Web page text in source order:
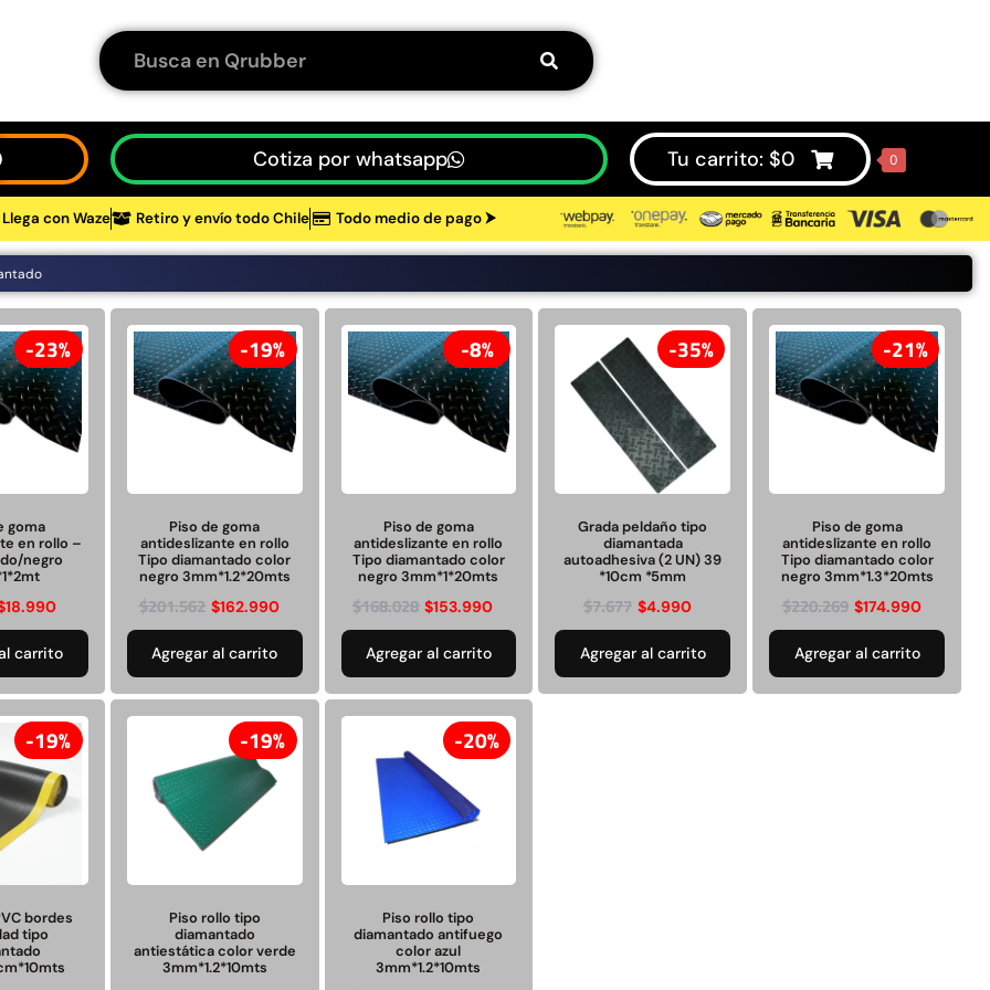
Cotiza por whatsapp Tu carrito: $0 0
Llega con Waze Retiro y envío todo Chile Todo medio de pago ⮞
23%
goma
en rollo –
negro
18.990
carrito
19%
Piso de goma
antideslizante en rollo
Tipo diamantado color
negro 3mm*1.2*20mts
$201.562 $162.990
Agregar al carrito
8%
Piso de goma
antideslizante en rollo
Tipo diamantado color
negro 3mm*1*20mts
$168.028 $153.990
Agregar al carrito
35%
Grada peldaño tipo
diamantada
autoadhesiva (2 UN) 39
*10cm *5mm
$7.677 $4.990
Agregar al carrito
21%
Piso de goma
antideslizante en rollo
Tipo diamantado color
negro 3mm*1.3*20mts
$220.269 $174.990
Agregar al carrito
19%
bordes
tipo
19%
Piso rollo tipo
diamantado
antiestática color verde
3mm*1.2*10mts
20%
Piso rollo tipo
diamantado antifuego
color azul
3mm*1.2*10mts
QplayGround
5.926.486
Leer más
QplayGround
4.859.984
Leer más
50%
QplayGround
4.790.000
Agregar al
carrito
QplayGround
4.507.990
Leer más
Juego Modular 03
Pasto sintético